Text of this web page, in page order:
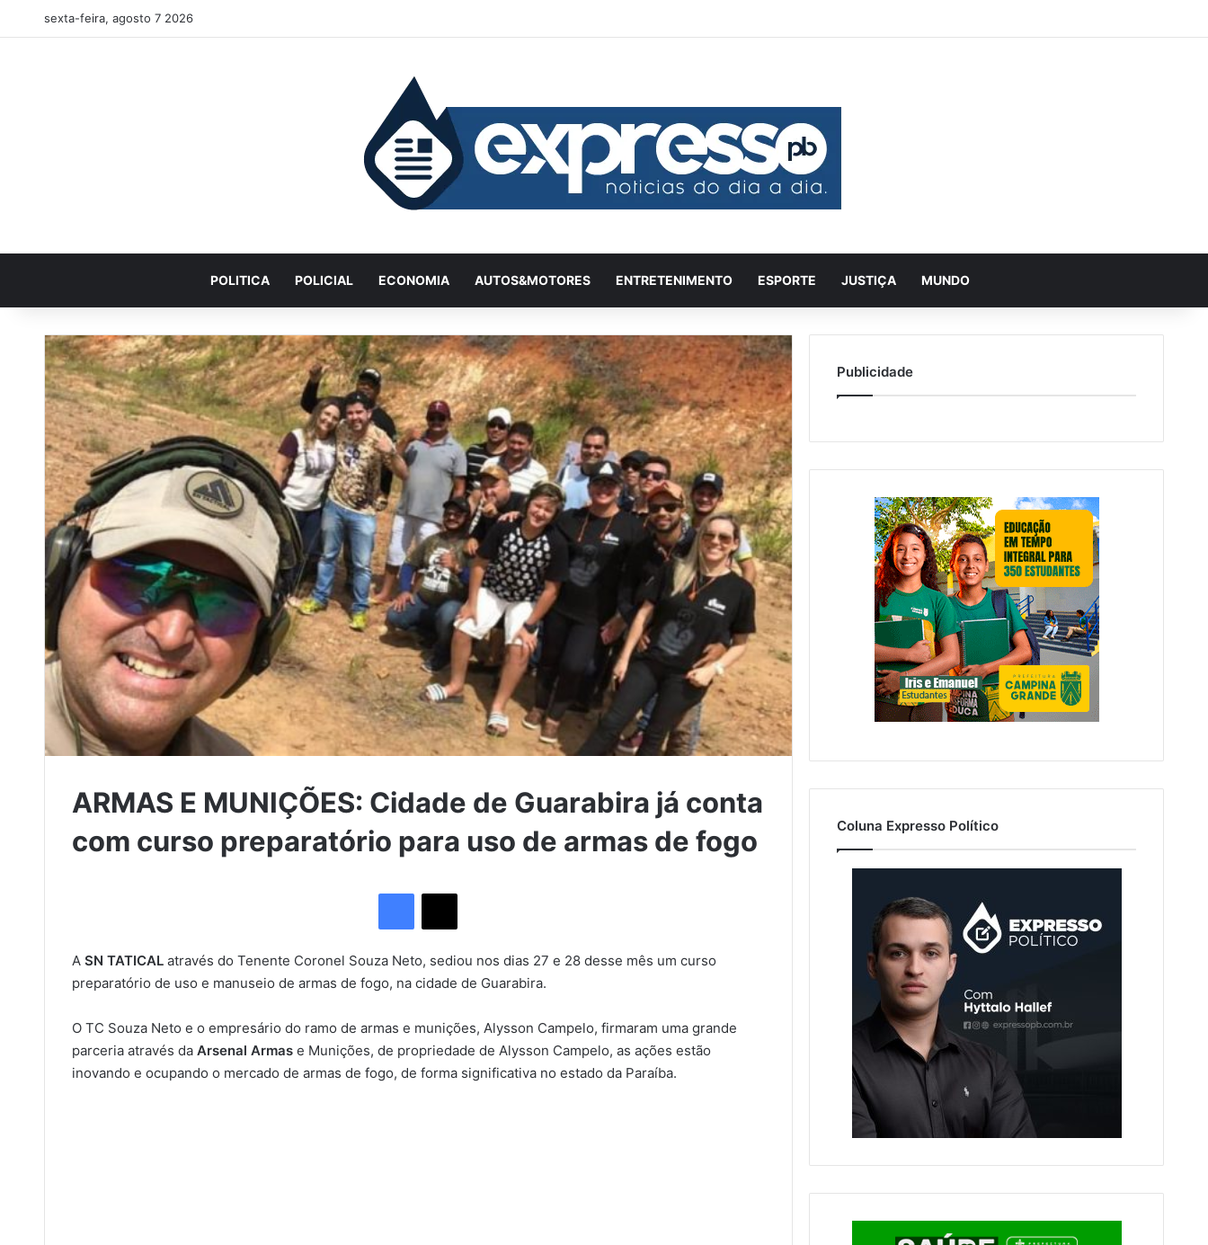
sexta-feira, agosto 7 2026
POLITICA POLICIAL ECONOMIA AUTOS&MOTORES ENTRETENIMENTO ESPORTE JUSTIÇA MUNDO
ARMAS E MUNIÇÕES: Cidade de Guarabira já conta
com curso preparatório para uso de armas de fogo
A SN TATICALatravés do Tenente Coronel Souza Neto, sediou nos dias 27 e 28 desse mês um curso
preparatório de uso e manuseio de armas de fogo, na cidade de Guarabira.
O TC Souza Neto e o empresário do ramo de armas e munições, Alysson Campelo, firmaram uma grande
parceria através da Arsenal Armase Munições, de propriedade de Alysson Campelo, as ações estão
inovando e ocupando o mercado de armas de fogo, de forma significativa no estado da Paraíba.
Publicidade
Coluna Expresso Político